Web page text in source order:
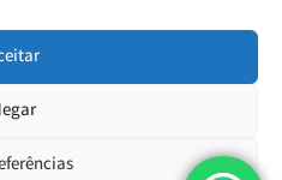
texto para site